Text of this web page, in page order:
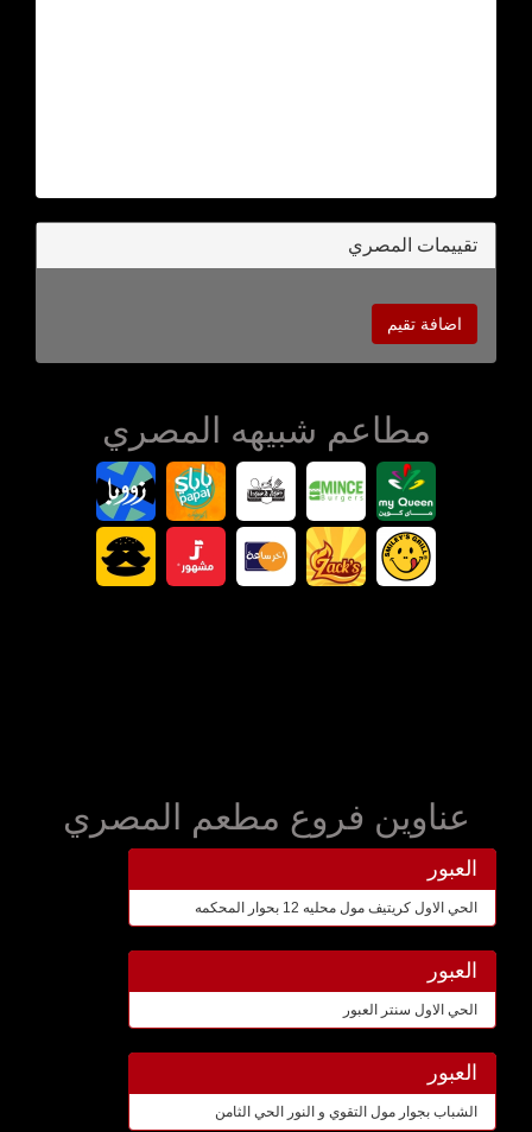
تقييمات المصري
اضافة تقيم
مطاعم شبيهه المصري
عناوين فروع مطعم المصري
العبور
الحي الاول كريتيف مول محليه 12 بحوار المحكمه
العبور
الحي الاول سنتر العبور
العبور
الشباب بجوار مول التقوي و النور الحي الثامن